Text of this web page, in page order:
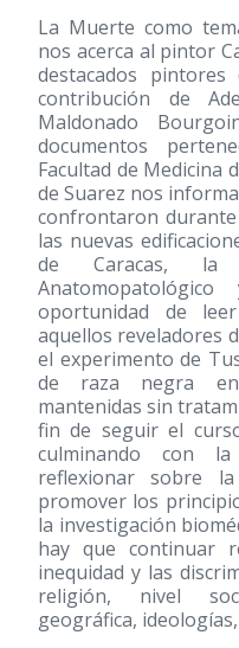
La Muerte como
nos acerca al pintor
destacados
contribución de
Maldonado
documentos
Facultad de Medicina
de Suarez nos
confrontaron
las nuevas
de Caracas, la
oportunidad de
aquellos reveladores
el experimento de
de raza negra
mantenidas sin
fin de seguir el
culminando con
reflexionar sobre
promover los
la investigación
hay que continuar
inequidad y las
religión, nivel
geográfica,